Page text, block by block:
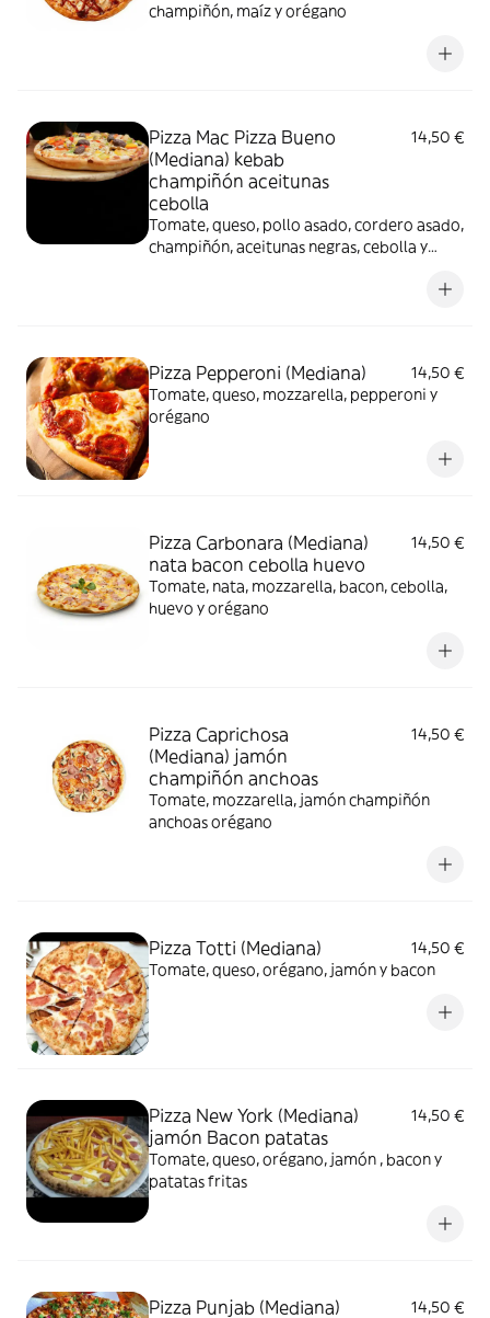
champiñón, maíz y orégano
Pizza Mac Pizza Bueno
(Mediana) kebab
champiñón aceitunas
cebolla
14,50 €
Tomate, queso, pollo asado, cordero asado,
champiñón, aceitunas negras, cebolla y
Pizza Pepperoni (Mediana)
14,50 €
Tomate, queso, mozzarella, pepperoni y
orégano
Pizza Carbonara (Mediana)
nata bacon cebolla huevo
14,50 €
Tomate, nata, mozzarella, bacon, cebolla,
huevo y orégano
Pizza Caprichosa
(Mediana) jamón
champiñón anchoas
14,50 €
Tomate, mozzarella, jamón champiñón
anchoas orégano
Pizza Totti (Mediana)
14,50 €
Tomate, queso, orégano, jamón y bacon
Pizza New York (Mediana)
jamón Bacon patatas
14,50 €
Tomate, queso, orégano, jamón , bacon y
patatas fritas
Pizza Punjab (Mediana) 14,50 €